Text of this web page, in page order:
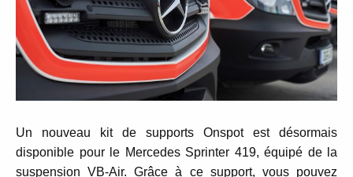
Un nouveau kit de supports Onspotest désormais
disponible pour le Mercedes Sprinter 419, équipé de la
suspension VB-Air. Grâce à ce support, vous pouvez